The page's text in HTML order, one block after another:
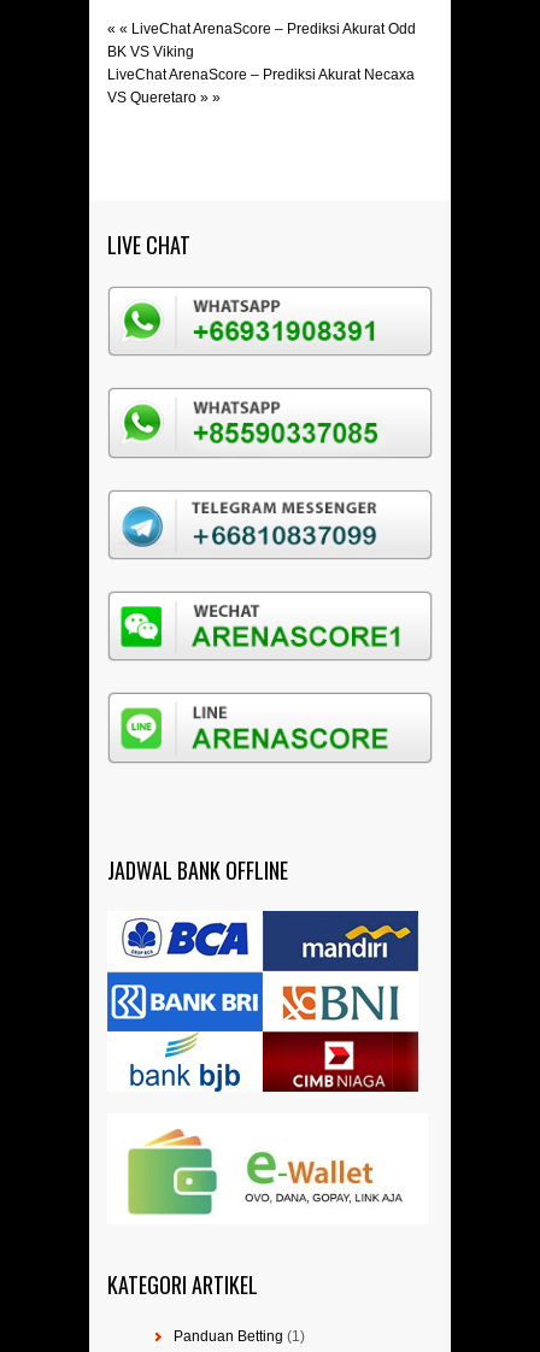
« « LiveChat ArenaScore – Prediksi Akurat Odd
BK VS Viking
LiveChat ArenaScore – Prediksi Akurat Necaxa
VS Queretaro » »
LIVE CHAT
JADWAL BANK OFFLINE
KATEGORI ARTIKEL
Panduan Betting (1)